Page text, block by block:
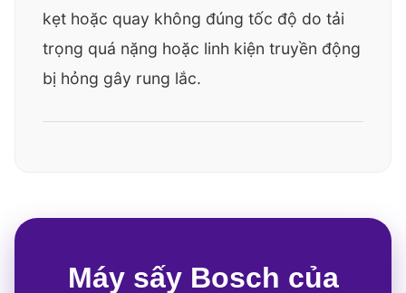
kẹt hoặc quay không đúng tốc độ do tải
trọng quá nặng hoặc linh kiện truyền động
bị hỏng gây rung lắc.
Máy sấy Bosch của